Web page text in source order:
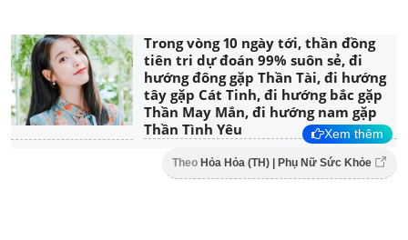
Trong vòng 10 ngày tới, thần đồng
tiên tri dự đoán 99% suôn sẻ, đi
hướng đông gặp Thần Tài, đi hướng
tây gặp Cát Tinh, đi hướng bắc gặp
Thần May Mắn, đi hướng nam gặp
Thần Tình Yêu
Xem thêm
Theo Hỏa Hỏa (TH) | Phụ Nữ Sức Khỏe